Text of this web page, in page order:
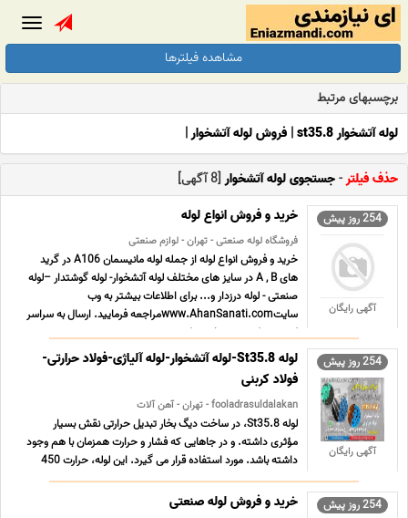
مشاهده فیلترها
برچسبهای مرتبط
لوله آتشخوار st35.8
| فروش لوله آتشخوار|
حذف فیلتر-جستجوی لوله آتشخوار[8 آگهی]
254 روز پیش
آگهی رایگان
خرید و فروش انواع لوله
فروشگاه لوله صنعتی - تهران - لوازم صنعتی
خرید و فروش انواع لوله از جمله لوله مانیسمان A106 در گرید
های A , B در سایز های مختلف لوله آتشخوار- لوله گوشتدار –لوله
صنعتی - لوله درزدار و... برای اطلاعات بیشتر به وب
سایتwww.AhanSanati.comمراجعه فرمایید. ارسال به سراسر
کشور در کمترین زمان ممکن ...
254 روز پیش
آگهی رایگان
لوله St35.8-لوله آتشخوار-لوله آلیاژی-فولاد حرارتی-
فولاد کربنی
fooladrasuldalakan - تهران - آهن آلات
لوله 8.St35، در ساخت دیگ بخار تبدیل حرارتی نقش بسیار
مؤثری داشته. و در جاهایی که فشار و حرارت همزمان با هم وجود
داشته باشد. مورد استفاده قرار می گیرد. این لوله، حرارت 450
درجه سانتی گراد را متحمل شده و فشار میعانات را تا 32 اتمسفر.
(برای لوله هایی که دارای قطر 64 میلیمتر به بالا) ... ...
254 روز پیش خرید و فروش لوله صنعتی